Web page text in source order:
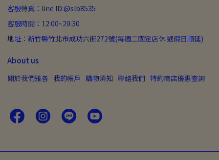
客服傳真：line ID:@slb8535
客服時間：12:00~20:30
地址：新竹縣竹北市成功六街272號(每週二固定店休.遇假日順延)
About us
關於我們雅各 我的帳戶 購物須知 聯絡我們 特約商店優惠查詢